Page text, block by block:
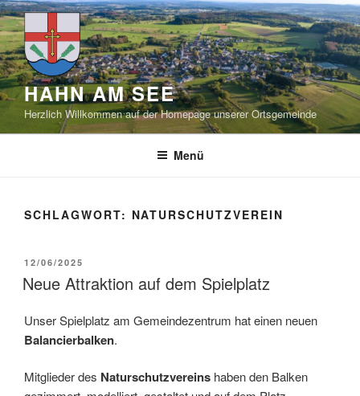
Zum
Inhalt
springen
HAHN AM SEE
Herzlich Willkommen auf der Homepage unserer Ortsgemeinde
Menü
SCHLAGWORT: NATURSCHUTZVEREIN
VERÖFFENTLICHT
AM
12/06/2025
Neue Attraktion auf dem Spielplatz
Unser Spielplatz am Gemeindezentrum hat einen neuen
Balancierbalken.
Mitglieder des Naturschutzvereins haben den Balken